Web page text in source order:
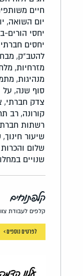
חיים
יום השואה,
יחסי הורים-
יחסים
להטב"ק,
מזרחיות, מלחמת
מנהיגות,
סוף שנה, על
צדק חברתי,
קורונה, רב
רשתות
שיעור חינוך,
שלום
שנויים
קלפתוחים
קלפים לעבודת
לפרטים נוספים >
עלון